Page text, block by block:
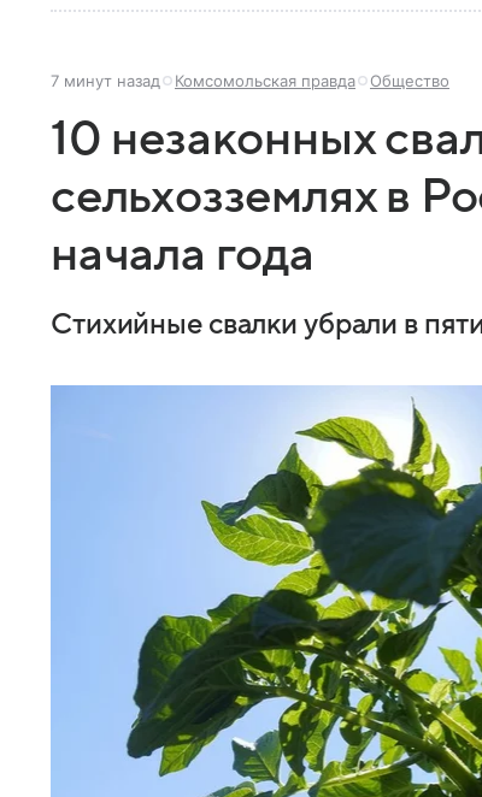
7 минут назад Комсомольская правда Общество
10 незаконных
сельхозземлях в
начала года
Стихийные свалки убрали в